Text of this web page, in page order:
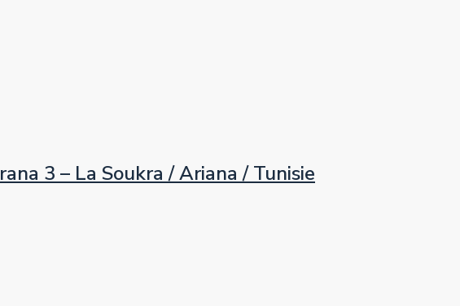
3 – La Soukra / Ariana / Tunisie